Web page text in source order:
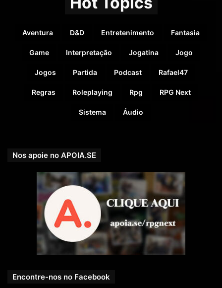
Aventura D&D Entretenimento Fantasia
Game Interpretação Jogatina Jogo
Jogos Partida Podcast Rafael47
Regras Roleplaying Rpg RPG Next
Sistema Áudio
Nos apoie no APOIA.SE
Encontre-nos no Facebook